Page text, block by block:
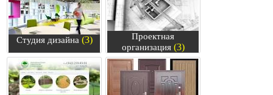
Студия дизайна (3)
Проектная
организация(3)